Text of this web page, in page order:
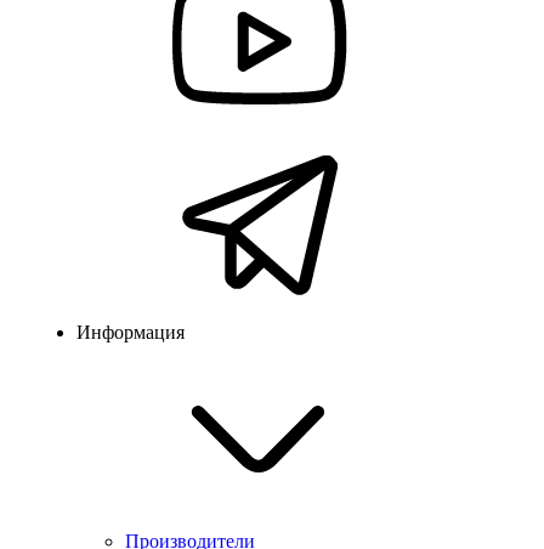
Информация
Производители